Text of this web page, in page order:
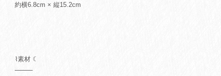
約横6.8cm × 縦15.2cm
⌇素材 ☾
────